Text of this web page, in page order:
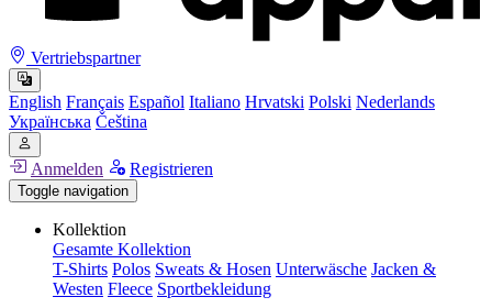
Vertriebspartner
English Français Español Italiano Hrvatski Polski Nederlands
Українська Čeština
Anmelden Registrieren
Toggle navigation
Kollektion
Gesamte Kollektion
T-Shirts Polos Sweats & Hosen Unterwäsche Jacken &
Westen Fleece Sportbekleidung